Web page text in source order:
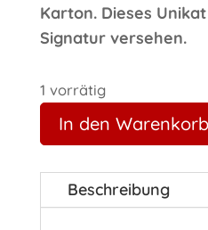
Karton. Dieses
Signatur versehen.
1 vorrätig
In den Warenkorb
Beschreibung